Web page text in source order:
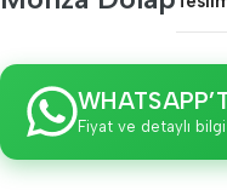
Fiyat ve detaylı